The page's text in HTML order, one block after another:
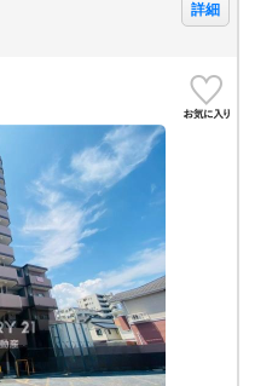
詳細